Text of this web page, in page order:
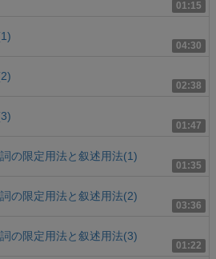
01:15
04:30
02:38
01:47
01:35
の限定用法と叙述用法(1)
03:36
の限定用法と叙述用法(2)
01:22
の限定用法と叙述用法(3)